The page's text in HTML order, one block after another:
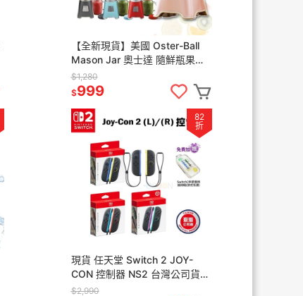
【全新現貨】美國 Oster-Ball
Mason Jar 奧士達 隨鮮瓶果汁
機 隨鮮瓶 果汁機隨行杯 交換禮
物 梅森杯
$1,280
$999
82
折
現貨 任天堂 Switch 2 JOY-
CON 控制器 NS2 台灣公司貨
紅藍手把 淺紫淺綠 藍黃 無線 手
$2,990